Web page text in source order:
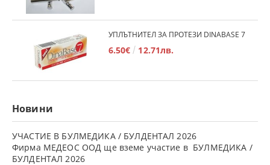
УПЛЪТНИТЕЛ ЗА ПРОТЕЗИ DINABASE 7
6.50€ 12.71лв.
Новини
УЧАСТИЕ В БУЛМЕДИКА / БУЛДЕНТАЛ 2026
Фирма МЕДЕОС ООД ще вземе участие в БУЛМЕДИКА /
БУЛДЕНТАЛ 2026